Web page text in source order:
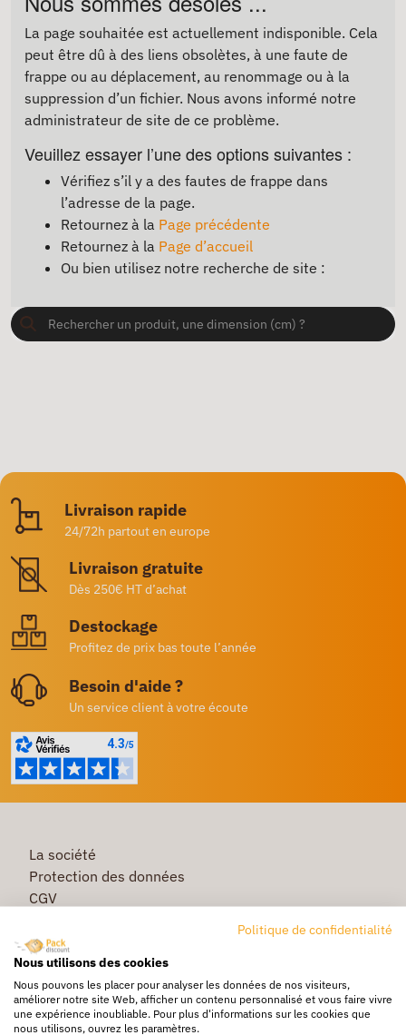
La page souhaitée est actuellement indisponible. Cela
peut être dû à des liens obsolètes, à une faute de
frappe ou au déplacement, au renommage ou à la
suppression d’un fichier. Nous avons informé notre
administrateur de site de ce problème.
Veuillez essayer l’une des options suivantes :
Vérifiez s’il y a des fautes de frappe dans
l’adresse de la page.
Retournez à la Page précédente
Retournez à la Page d’accueil
Ou bien utilisez notre recherche de site :
Livraison rapide
24/72h partout en europe
Livraison gratuite
Dès 250€ HT d’achat
Destockage
Profitez de prix bas toute l’année
Besoin d'aide ?
Un service client à votre écoute
La société
Protection des données
CGV
Commande rapide
Livraison
Politique de confidentialité
Nous utilisons des cookies
Nous pouvons les placer pour analyser les données de nos visiteurs,
améliorer notre site Web, afficher un contenu personnalisé et vous faire vivre
une expérience inoubliable. Pour plus d'informations sur les cookies que
nous utilisons, ouvrez les paramètres.